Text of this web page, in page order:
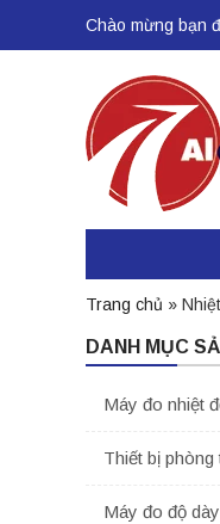
Chào mừng bạn
Trang chủ »
DANH MỤC
Máy đo nhiệt
Thiết bị phòng
Máy đo độ